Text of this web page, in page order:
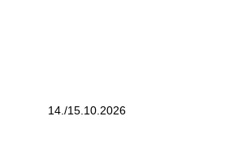
14./15.10.2026